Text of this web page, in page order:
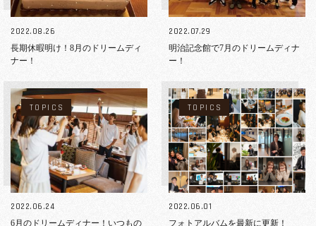
2022.08.26
長期休暇明け！8月のドリームディ
ナー！
2022.07.29
明治記念館で7月のドリームディナ
ー！
TOPICS
2022.06.24
6月のドリームディナー！いつもの
TOPICS
2022.06.01
フォトアルバムを最新に更新！